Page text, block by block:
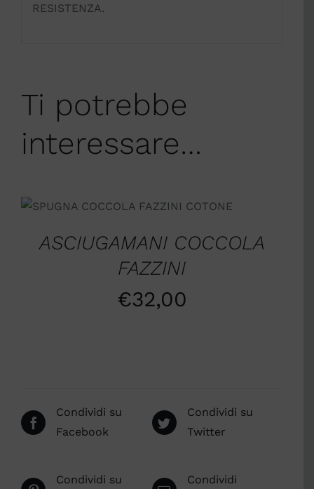
RESISTENZA.
Ti potrebbe
interessare…
SCEGLI
/
ASCIUGAMANI COCCOLA
FAZZINI
€32,00
Condividi su
Facebook
Condividi su
Twitter
Condividi su
Condividi